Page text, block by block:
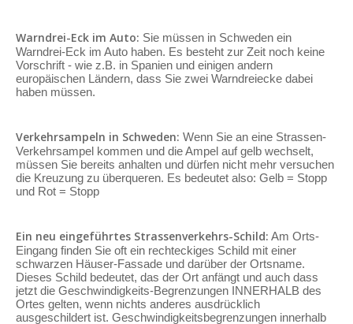
Warndrei-Eck im Auto: Sie müssen in Schweden ein
Warndrei-Eck im Auto haben. Es besteht zur Zeit noch keine
Vorschrift - wie z.B. in Spanien und einigen andern
europäischen Ländern, dass Sie zwei Warndreiecke dabei
haben müssen.
Verkehrsampeln in Schweden: Wenn Sie an eine Strassen-
Verkehrsampel kommen und die Ampel auf gelb wechselt,
müssen Sie bereits anhalten und dürfen nicht mehr versuchen
die Kreuzung zu überqueren. Es bedeutet also: Gelb = Stopp
und Rot = Stopp
Ein neu eingeführtes Strassenverkehrs-Schild: Am Orts-
Eingang finden Sie oft ein rechteckiges Schild mit einer
schwarzen Häuser-Fassade und darüber der Ortsname.
Dieses Schild bedeutet, das der Ort anfängt und auch dass
jetzt die Geschwindigkeits-Begrenzungen INNERHALB des
Ortes gelten, wenn nichts anderes ausdrücklich
ausgeschildert ist. Geschwindigkeitsbegrenzungen innerhalb